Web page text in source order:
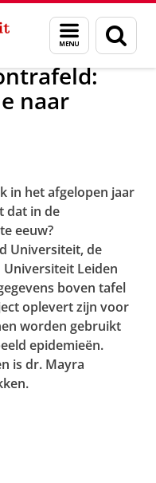
Menu
en
zoeken
naar
in het afgelopen jaar
dat in de
eeuw?
Universiteit, de
Leiden
boven tafel
oplevert zijn voor
worden gebruikt
epidemieën.
is dr. Mayra